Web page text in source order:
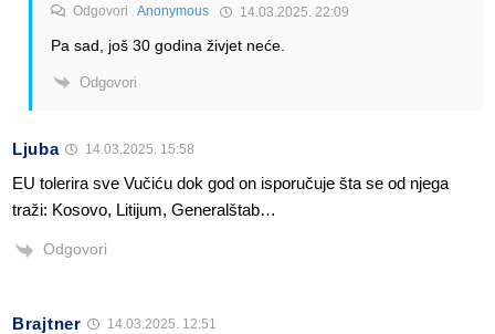
Odgovori Anonymous 14.03.2025. 22:09
Pa sad, još 30 godina živjet neće.
Odgovori
Ljuba 14.03.2025. 15:58
EU tolerira sve Vučiću dok god on isporučuje šta se od njega
traži: Kosovo, Litijum, Generalštab…
Odgovori
Brajtner 14.03.2025. 12:51